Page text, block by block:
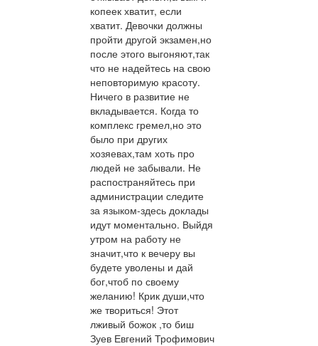
копеек хватит, если
хватит. Девочки должны
пройти другой экзамен,но
после этого выгоняют,так
что не надейтесь на свою
неповторимую красоту.
Ничего в развитие не
вкладывается. Когда то
комплекс гремел,но это
было при других
хозяевах,там хоть про
людей не забывали. Не
распостраняйтесь при
администрации следите
за языком-здесь доклады
идут моментально. Выйдя
утром на работу не
значит,что к вечеру вы
будете уволены и дай
бог,чтоб по своему
желанию! Крик души,что
же твориться! Этот
лживый божок ,то биш
Зуев Евгений Трофимович